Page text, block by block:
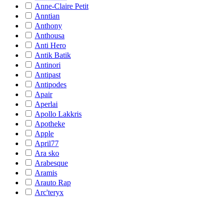
Anne-Claire Petit
Anntian
Anthony
Anthousa
Anti Hero
Antik Batik
Antinori
Antipast
Antipodes
Apair
Aperlai
Apollo Lakkris
Apotheke
Apple
April77
Ara sko
Arabesque
Aramis
Arauto Rap
Arc'teryx